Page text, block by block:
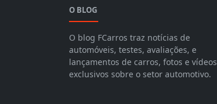
O BLOG
O blog FCarros traz notícias de
automóveis, testes, avaliações, e
lançamentos de carros, fotos e vídeos
exclusivos sobre o setor automotivo.